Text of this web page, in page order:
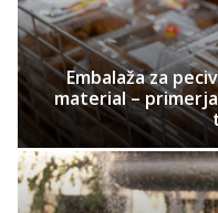
Embalaža za
material –